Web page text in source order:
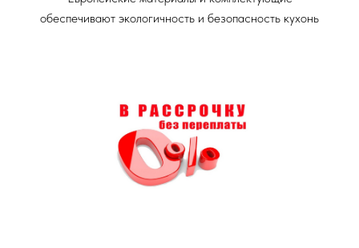
обеспечивают экологичность и безопасность кухонь